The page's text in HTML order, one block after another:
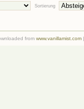
Sortierung
from www.vanillamist.com|